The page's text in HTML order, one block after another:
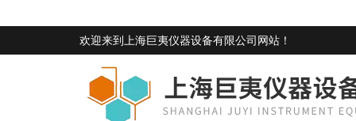
欢迎来到 上海巨夷仪器设备有限公司网站 ！